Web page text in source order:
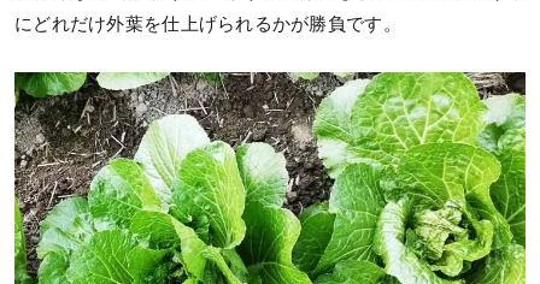
にどれだけ外葉を仕上げられるかが勝負です。